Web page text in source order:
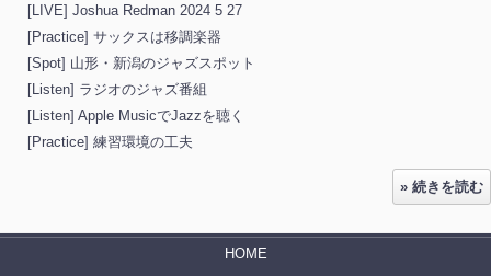
[LIVE] Joshua Redman 2024 5 27
[Practice] サックスは移調楽器
[Spot] 山形・新潟のジャズスポット
[Listen] ラジオのジャズ番組
[Listen] Apple MusicでJazzを聴く
[Practice] 練習環境の工夫
» 続きを読む
HOME